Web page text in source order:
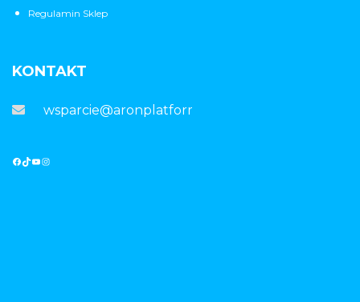
Regulamin Sklep
KONTAKT
wsparcie@aronplatforma.pl